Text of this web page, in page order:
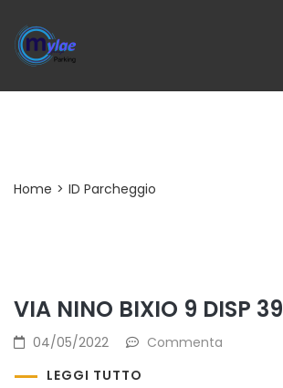
Home > ID Parcheggio
VIA NINO BIXIO 9 DISP 39
04/05/2022
Commenta
LEGGI TUTTO